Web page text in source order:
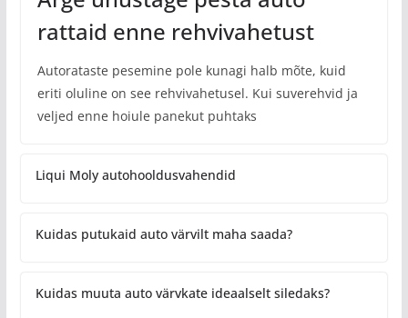
rattaid enne rehvivahetust
Autorataste pesemine pole kunagi halb mõte, kuid
eriti oluline on see rehvivahetusel. Kui suverehvid ja
veljed enne hoiule panekut puhtaks
Liqui Moly autohooldusvahendid
Kuidas putukaid auto värvilt maha saada?
Kuidas muuta auto värvkate ideaalselt siledaks?